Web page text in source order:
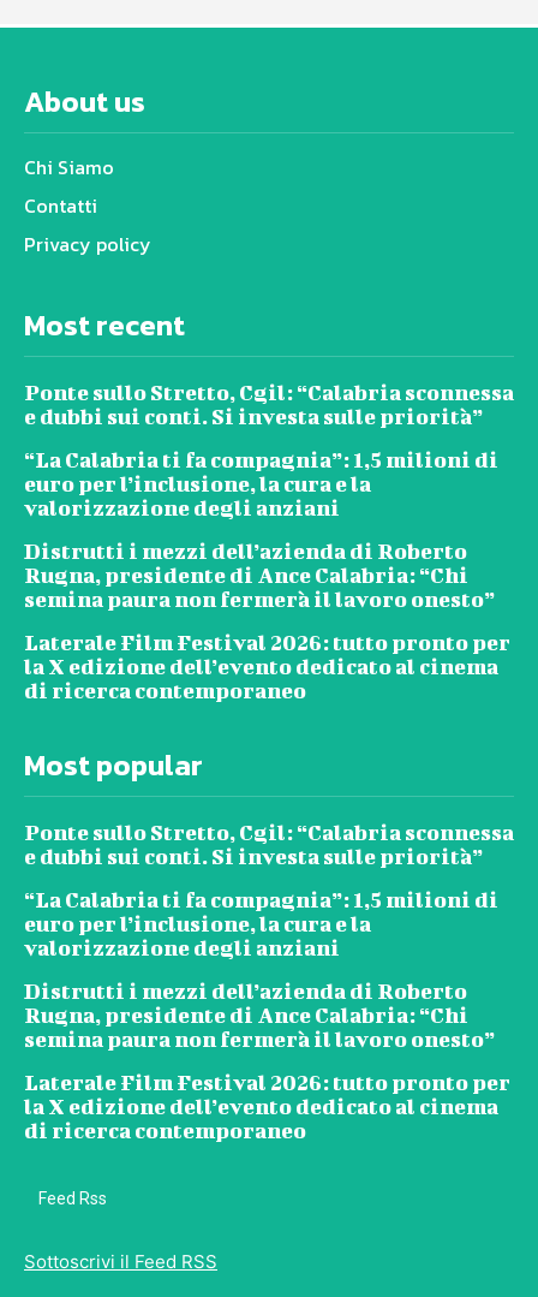
About us
Chi Siamo
Contatti
Privacy policy
Most recent
Ponte sullo Stretto, Cgil: “Calabria sconnessa
e dubbi sui conti. Si investa sulle priorità”
“La Calabria ti fa compagnia”: 1,5 milioni di
euro per l’inclusione, la cura e la
valorizzazione degli anziani
Distrutti i mezzi dell’azienda di Roberto
Rugna, presidente di Ance Calabria: “Chi
semina paura non fermerà il lavoro onesto”
Laterale Film Festival 2026: tutto pronto per
la X edizione dell’evento dedicato al cinema
di ricerca contemporaneo
Most popular
Ponte sullo Stretto, Cgil: “Calabria sconnessa
e dubbi sui conti. Si investa sulle priorità”
“La Calabria ti fa compagnia”: 1,5 milioni di
euro per l’inclusione, la cura e la
valorizzazione degli anziani
Distrutti i mezzi dell’azienda di Roberto
Rugna, presidente di Ance Calabria: “Chi
semina paura non fermerà il lavoro onesto”
Laterale Film Festival 2026: tutto pronto per
la X edizione dell’evento dedicato al cinema
di ricerca contemporaneo
Feed Rss
Sottoscrivi il Feed RSS